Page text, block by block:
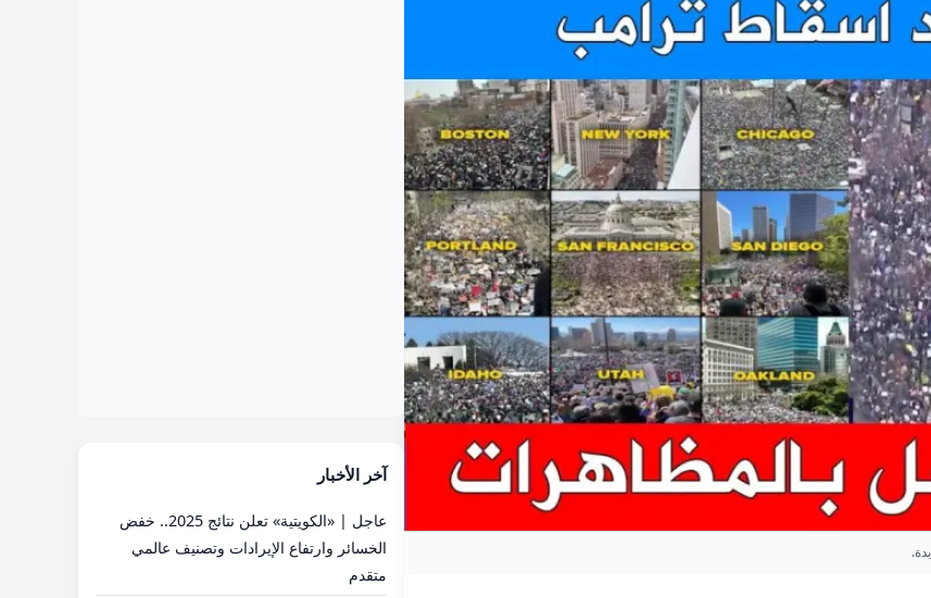
آخر الأخبار
عاجل | «الكويتية» تعلن نتائج 2025.. خفض
الخسائر وارتفاع الإيرادات وتصنيف عالمي
متقدم